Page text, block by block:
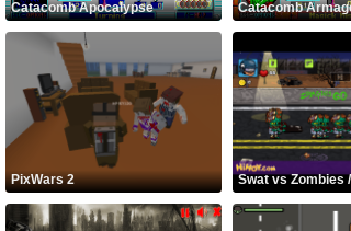
Catacomb Apocalypse Catacomb
PixWars 2 Swat vs Zombies /